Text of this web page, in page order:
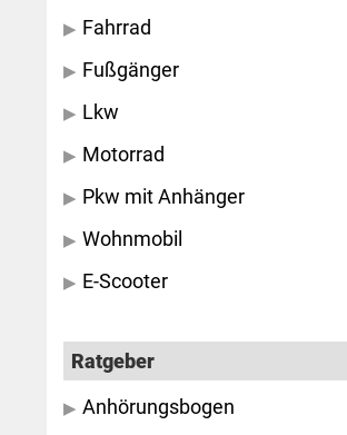
Fahrrad
Fußgänger
Lkw
Motorrad
Pkw mit Anhänger
Wohnmobil
E-Scooter
Ratgeber
Anhörungsbogen